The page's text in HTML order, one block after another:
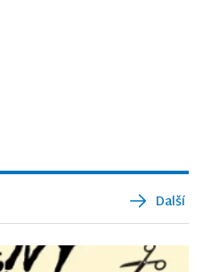
Další